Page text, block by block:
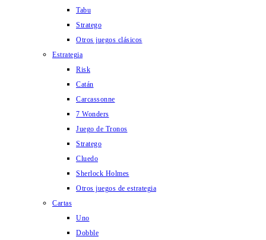
Tabu
Stratego
Otros juegos clásicos
Estrategia
Risk
Catán
Carcassonne
7 Wonders
Juego de Tronos
Stratego
Cluedo
Sherlock Holmes
Otros juegos de estrategia
Cartas
Uno
Dobble